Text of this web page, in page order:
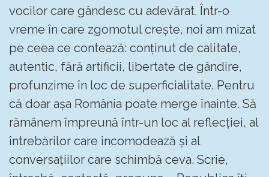
vocilor care gândesc cu adevărat. Într-o
vreme în care zgomotul crește, noi am mizat
pe ceea ce contează: conținut de calitate,
autentic, fără artificii, libertate de gândire,
profunzime în loc de superficialitate. Pentru
că doar așa România poate merge înainte. Să
rămânem împreună într-un loc al reflecției, al
întrebărilor care incomodează și al
conversațiilor care schimbă ceva. Scrie,